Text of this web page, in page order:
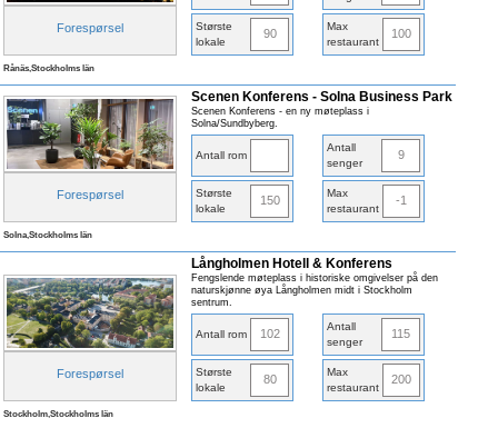
Forespørsel
Største
lokale
90
Max
restaurant
100
Rånäs,Stockholms län
Forespørsel
Scenen Konferens - Solna Business Park
Scenen Konferens - en ny møteplass i
Solna/Sundbyberg.
Antall rom
Antall
senger
9
Største
lokale
150
Max
restaurant
-1
Solna,Stockholms län
Forespørsel
Långholmen Hotell & Konferens
Fengslende møteplass i historiske omgivelser på den
naturskjønne øya Långholmen midt i Stockholm
sentrum.
Antall rom 102
Antall
senger
115
Største
lokale
80
Max
restaurant
200
Stockholm,Stockholms län